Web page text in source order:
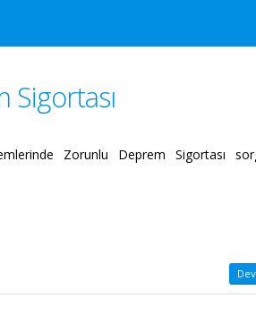
Zorunlu Deprem Sigortası